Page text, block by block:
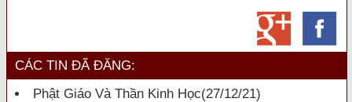
CÁC TIN ĐÃ ĐĂNG:
Phật Giáo Và Thần Kinh Học(27/12/21)